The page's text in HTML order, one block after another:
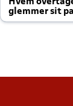
Hvem
glemmer sit
altid til efter